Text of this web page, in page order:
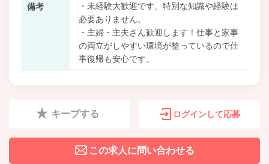
備考
・未経験大歓迎です、特別な知識や経験は
必要ありません。
・主婦・主夫さん歓迎します！仕事と家事
の両立がしやすい環境が整っているので仕
事復帰も安心です。
キープする ログインして応募
この求人に問い合わせる